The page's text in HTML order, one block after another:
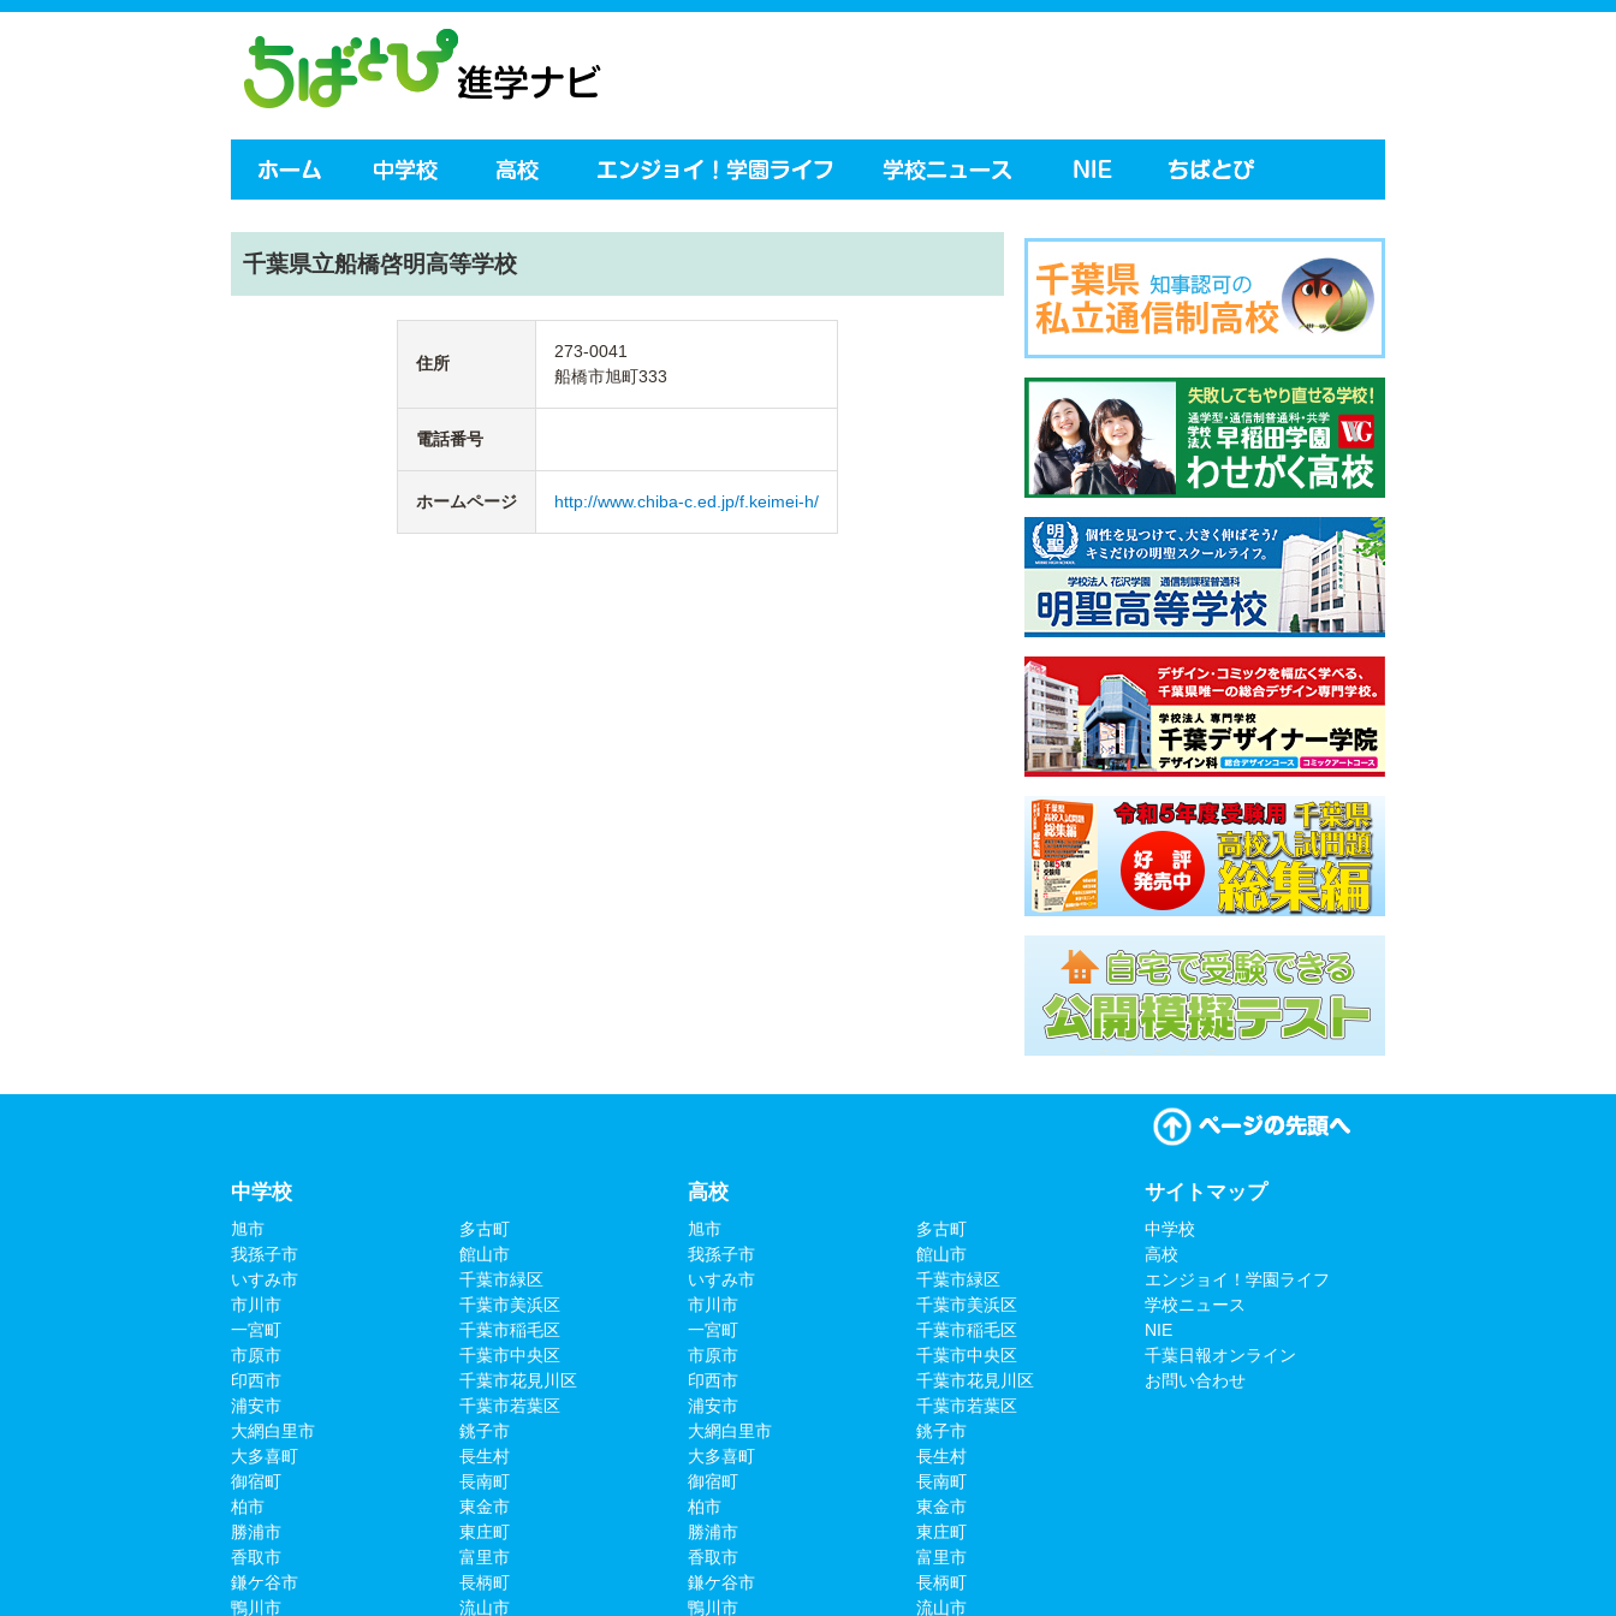
千葉県立船橋啓明高等学校
住所
273-0041
船橋市旭町333
電話番号
ホームページ http://www.chiba-c.ed.jp/f.keimei-h/
中学校
旭市
我孫子市
いすみ市
市川市
一宮町
市原市
印西市
浦安市
大網白里市
大多喜町
御宿町
柏市
勝浦市
香取市
鎌ケ谷市
鴨川市
多古町
館山市
千葉市緑区
千葉市美浜区
千葉市稲毛区
千葉市中央区
千葉市花見川区
千葉市若葉区
銚子市
長生村
長南町
東金市
東庄町
富里市
長柄町
流山市
高校
旭市
我孫子市
いすみ市
市川市
一宮町
市原市
印西市
浦安市
大網白里市
大多喜町
御宿町
柏市
勝浦市
香取市
鎌ケ谷市
鴨川市
多古町
館山市
千葉市緑区
千葉市美浜区
千葉市稲毛区
千葉市中央区
千葉市花見川区
千葉市若葉区
銚子市
長生村
長南町
東金市
東庄町
富里市
長柄町
流山市
サイトマップ
中学校
高校
エンジョイ！学園ライフ
学校ニュース
NIE
千葉日報オンライン
お問い合わせ